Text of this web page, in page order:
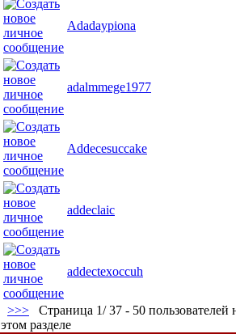
Adadaypiona
adalmmege1977
Addecesuccake
addeclaic
addectexoccuh
>>> Страница 1/ 37 - 50 пользователей
этом разделе